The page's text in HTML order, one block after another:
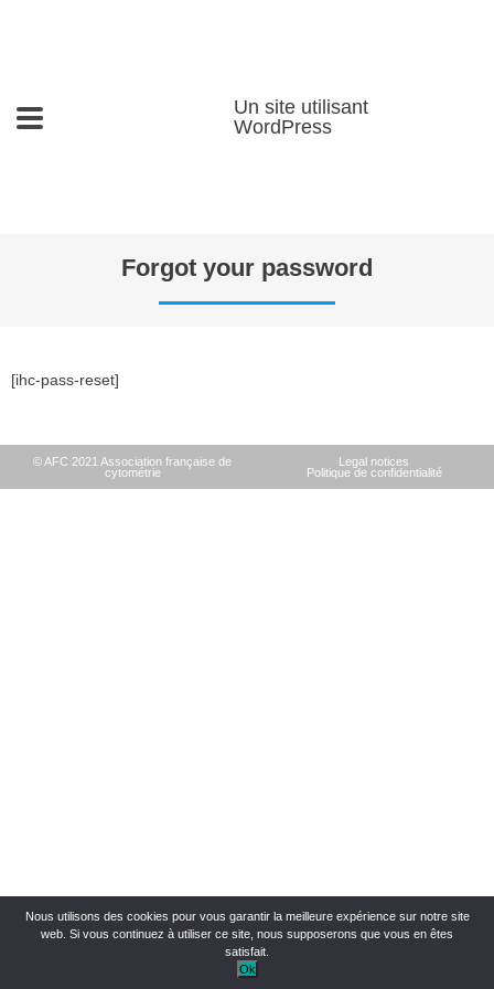
Un site utilisant
WordPress
Forgot your password
[ihc-pass-reset]
© AFC 2021 Association française de
cytométrie
Legal notices
Politique de confidentialité
Nous utilisons des cookies pour vous garantir la meilleure expérience sur notre site
web. Si vous continuez à utiliser ce site, nous supposerons que vous en êtes
satisfait.
Ok